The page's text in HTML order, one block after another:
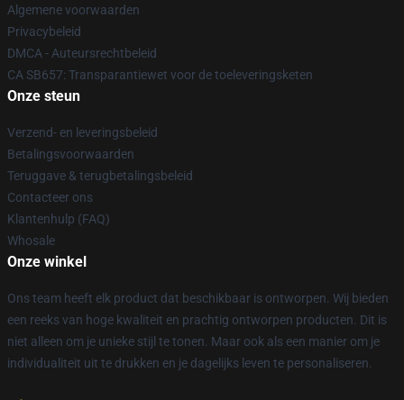
Algemene voorwaarden
Privacybeleid
DMCA - Auteursrechtbeleid
CA SB657: Transparantiewet voor de toeleveringsketen
Onze steun
Verzend- en leveringsbeleid
Betalingsvoorwaarden
Teruggave & terugbetalingsbeleid
Contacteer ons
Klantenhulp (FAQ)
Whosale
Onze winkel
Ons team heeft elk product dat beschikbaar is ontworpen. Wij bieden
een reeks van hoge kwaliteit en prachtig ontworpen producten. Dit is
niet alleen om je unieke stijl te tonen. Maar ook als een manier om je
individualiteit uit te drukken en je dagelijks leven te personaliseren.